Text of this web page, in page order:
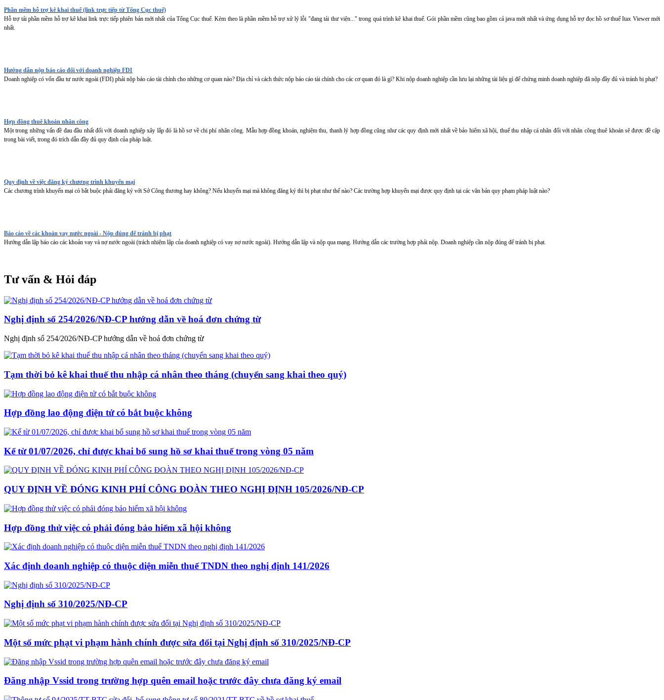
Phần mềm hỗ trợ kê khai thuế (link trực tiếp từ Tổng Cục thuế)
Hỗ trợ tải phần mềm hỗ trợ kê khai link trực tiếp phiên bản mới nhất của Tổng Cục thuế. Kèm theo là phần mềm hỗ trợ xử lý lỗi "đang tải thư viện..." trong quá trình kê khai thuế. Gói phần mềm cũng bao gồm cả java mới nhất và ứng dụng hỗ trợ đọc hồ sơ thuế Itax Viewer mới
nhất.
Hướng dẫn nộp báo cáo đối với doanh nghiệp FDI
Doanh nghiệp có vốn đầu tư nước ngoài (FDI) phải nộp báo cáo tài chính cho những cơ quan nào? Địa chỉ và cách thức nộp báo cáo tài chính cho các cơ quan đó là gì? Khi nộp doanh nghiệp cần lưu lại những tài liệu gì để chứng minh doanh nghiệp đã nộp đầy đủ và tránh bị phạt?
Hợp đồng thuê khoán nhân công
Một trong những vấn đề đau đầu nhất đối với doanh nghiệp xây lắp đó là hồ sơ về chi phí nhân công. Mẫu hợp đồng khoán, nghiệm thu, thanh lý hợp đồng cũng như các quy định mới nhất về bảo hiểm xã hội, thuế thu nhập cá nhân đối với nhân công thuê khoán sẽ được đề cập
trong bài viết, trong đó trích dẫn đầy đủ quy định của pháp luật.
Quy định về việc đăng ký chương trình khuyến mại
Các chương trình khuyến mại có bắt buộc phải đăng ký với Sở Công thương hay không? Nếu khuyến mại mà không đăng ký thì bị phạt như thế nào? Các trường hợp khuyến mại được quy định tại các văn bản quy phạm pháp luật nào?
Báo cáo về các khoản vay nước ngoài - Nộp đúng để tránh bị phạt
Hướng dẫn lập báo cáo các khoản vay và nợ nước ngoài (trách nhiệm lập của doanh nghiệp có vay nợ nước ngoài). Hướng dẫn lập và nộp qua mạng. Hướng dẫn các trường hợp phải nộp. Doanh nghiệp cần nộp đúng để tránh bị phạt.
Tư vấn & Hỏi đáp
Nghị định số 254/2026/NĐ-CP hướng dẫn về hoá đơn chứng từ
Nghị định số 254/2026/NĐ-CP hướng dẫn về hoá đơn chứng từ
Tạm thời bỏ kê khai thuế thu nhập cá nhân theo tháng (chuyển sang khai theo quý)
Hợp đồng lao động điện tử có bắt buộc không
Kể từ 01/07/2026, chỉ được khai bổ sung hồ sơ khai thuế trong vòng 05 năm
QUY ĐỊNH VỀ ĐÓNG KINH PHÍ CÔNG ĐOÀN THEO NGHỊ ĐỊNH 105/2026/NĐ-CP
Hợp đồng thử việc có phải đóng bảo hiểm xã hội không
Xác định doanh nghiệp có thuộc diện miễn thuế TNDN theo nghị định 141/2026
Nghị định số 310/2025/NĐ-CP
Một số mức phạt vi phạm hành chính được sửa đổi tại Nghị định số 310/2025/NĐ-CP
Đăng nhập Vssid trong trường hợp quên email hoặc trước đây chưa đăng ký email